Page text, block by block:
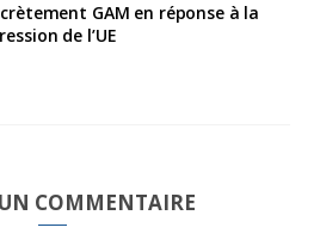
GAM en réponse à la
de l’UE
COMMENTAIRE